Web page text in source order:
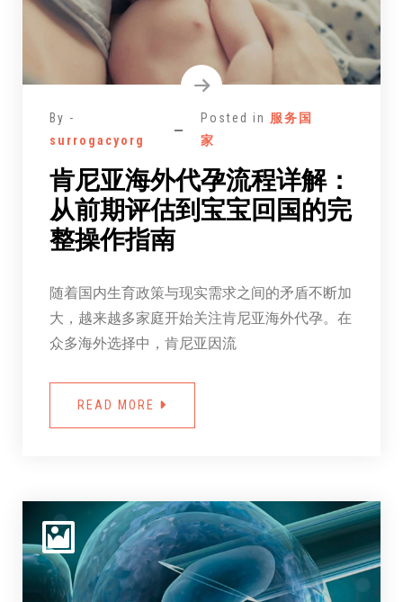
By -
surrogacyorg
Posted in 服务国
家
肯尼亚海外代孕流程详解：
从前期评估到宝宝回国的完
整操作指南
随着国内生育政策与现实需求之间的矛盾不断加
大，越来越多家庭开始关注肯尼亚海外代孕。在
众多海外选择中，肯尼亚因流
READ MORE